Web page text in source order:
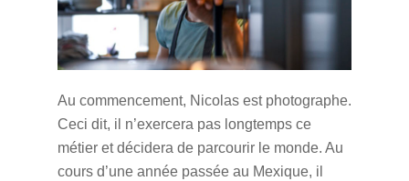
Au commencement, Nicolas est photographe.
Ceci dit, il n’exercera pas longtemps ce
métier et décidera de parcourir le monde. Au
cours d’une année passée au Mexique, il